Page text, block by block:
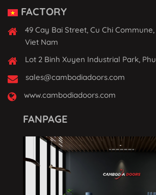
FACTORY
49 Cay Bai Street, Cu Chi
Viet Nam
Lot 2 Binh Xuyen Industrial Park,
sales@cambodiadoors.com
www.cambodiadoors.com
FANPAGE